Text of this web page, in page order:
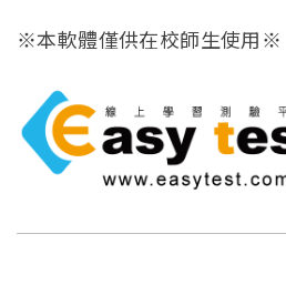
※本軟體僅供在校師生使用※